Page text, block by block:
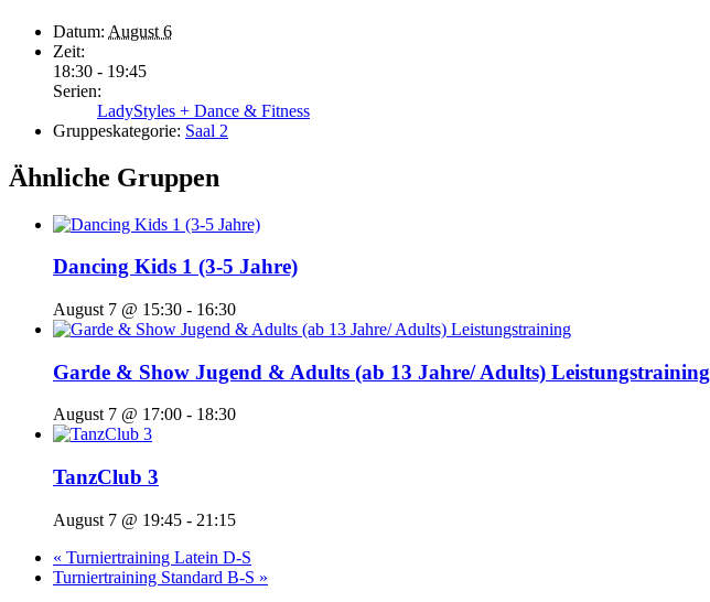
Datum: August 6
Zeit:
18:30 - 19:45
Serien:
LadyStyles + Dance & Fitness
Gruppeskategorie: Saal 2
Ähnliche Gruppen
Dancing Kids 1 (3-5 Jahre)
August 7 @ 15:30 - 16:30
Garde & Show Jugend & Adults (ab 13 Jahre/ Adults) Leistungstraining
August 7 @ 17:00 - 18:30
TanzClub 3
August 7 @ 19:45 - 21:15
« Turniertraining Latein D-S
Turniertraining Standard B-S »